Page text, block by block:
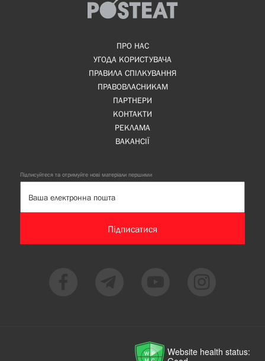
ПРО НАС
УГОДА КОРИСТУВАЧА
ПРАВИЛА СПІЛКУВАННЯ
ПРАВОВЛАСНИКАМ
ПАРТНЕРИ
КОНТАКТИ
РЕКЛАМА
ВАКАНСІЇ
Підписуйтеся та отримуйте нові матеріали першими
Підписатися
Website health status: